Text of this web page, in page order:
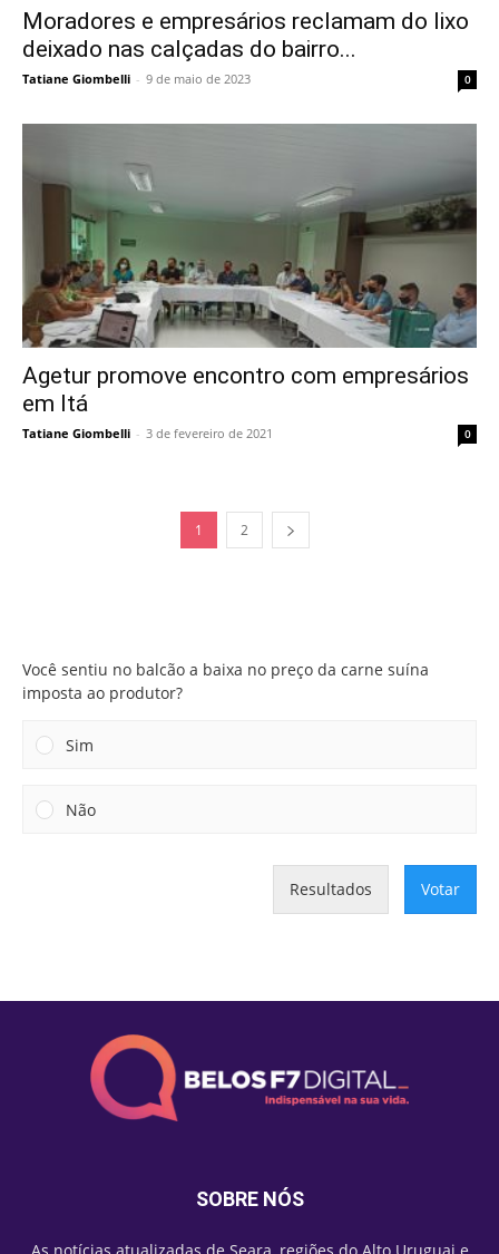
Moradores e empresários reclamam do lixo
deixado nas calçadas do bairro...
Tatiane Giombelli - 9 de maio de 2023 0
Agetur promove encontro com empresários
em Itá
Tatiane Giombelli - 3 de fevereiro de 2021 0
1 2
Você sentiu no balcão a baixa no preço da carne suína
imposta ao produtor?
Sim
Não
Resultados Votar
SOBRE NÓS